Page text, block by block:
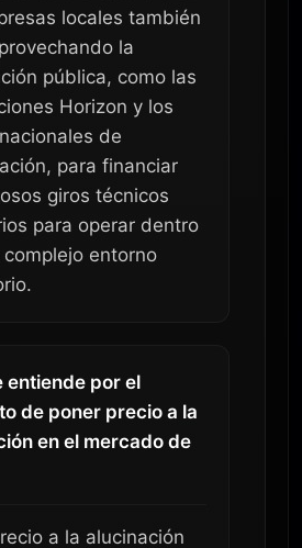
locales también
la
pública, como las
Horizon y los
de
para financiar
giros técnicos
para operar dentro
entorno
entiende por el
de poner precio a la
en el mercado de
a la alucinación